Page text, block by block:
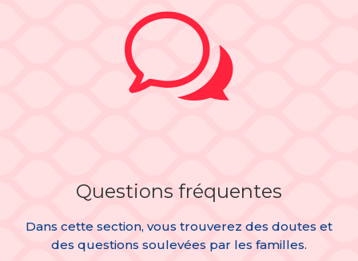
w
Questions fréquentes
Dans cette section, vous trouverez des doutes et
des questions soulevées par les familles.